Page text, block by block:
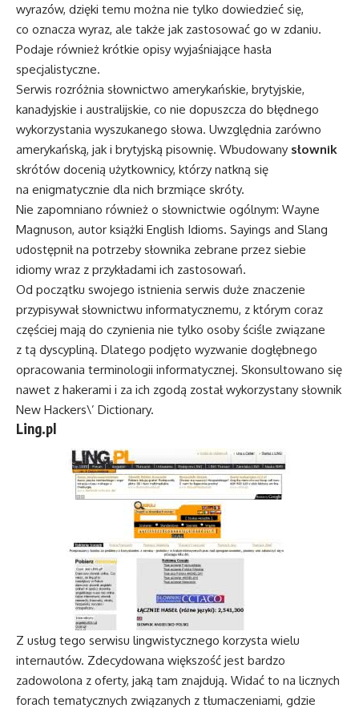
wyrazów, dzięki temu można nie tylko dowiedzieć się,
co oznacza wyraz, ale także jak zastosować go w zdaniu.
Podaje również krótkie opisy wyjaśniające hasła
specjalistyczne.
Serwis rozróżnia słownictwo amerykańskie, brytyjskie,
kanadyjskie i australijskie, co nie dopuszcza do błędnego
wykorzystania wyszukanego słowa. Uwzględnia zarówno
amerykańską, jak i brytyjską pisownię. Wbudowany słownik
skrótów docenią użytkownicy, którzy natkną się
na enigmatycznie dla nich brzmiące skróty.
Nie zapomniano również o słownictwie ogólnym: Wayne
Magnuson, autor książki English Idioms. Sayings and Slang
udostępnił na potrzeby słownika zebrane przez siebie
idiomy wraz z przykładami ich zastosowań.
Od początku swojego istnienia serwis duże znaczenie
przypisywał słownictwu informatycznemu, z którym coraz
częściej mają do czynienia nie tylko osoby ściśle związane
z tą dyscypliną. Dlatego podjęto wyzwanie dogłębnego
opracowania terminologii informatycznej. Skonsultowano się
nawet z hakerami i za ich zgodą został wykorzystany słownik
New Hackers\’ Dictionary.
Ling.pl
Z usług tego serwisu lingwistycznego korzysta wielu
internautów. Zdecydowana większość jest bardzo
zadowolona z oferty, jaką tam znajdują. Widać to na licznych
forach tematycznych związanych z tłumaczeniami, gdzie